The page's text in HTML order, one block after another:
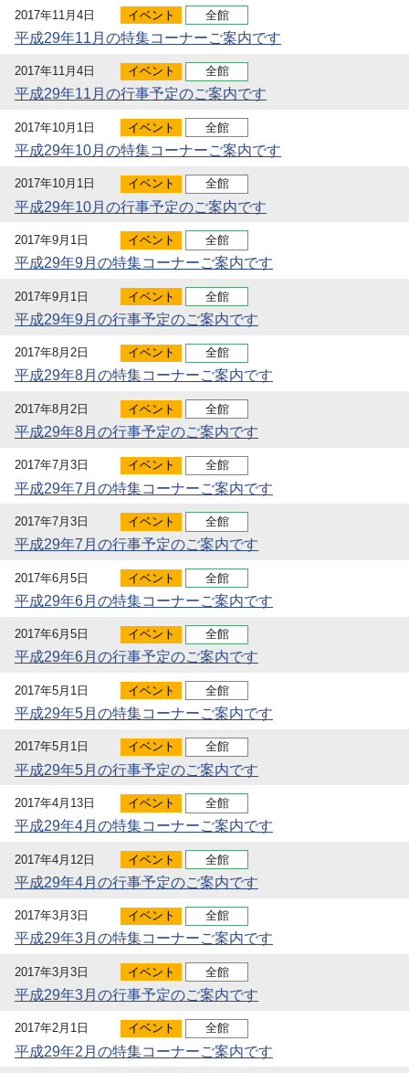
2017年11月4日 イベント 全館
平成29年11月の特集コーナーご案内です
2017年11月4日 イベント 全館
平成29年11月の行事予定のご案内です
2017年10月1日 イベント 全館
平成29年10月の特集コーナーご案内です
2017年10月1日 イベント 全館
平成29年10月の行事予定のご案内です
2017年9月1日 イベント 全館
平成29年9月の特集コーナーご案内です
2017年9月1日 イベント 全館
平成29年9月の行事予定のご案内です
2017年8月2日 イベント 全館
平成29年8月の特集コーナーご案内です
2017年8月2日 イベント 全館
平成29年8月の行事予定のご案内です
2017年7月3日 イベント 全館
平成29年7月の特集コーナーご案内です
2017年7月3日 イベント 全館
平成29年7月の行事予定のご案内です
2017年6月5日 イベント 全館
平成29年6月の特集コーナーご案内です
2017年6月5日 イベント 全館
平成29年6月の行事予定のご案内です
2017年5月1日 イベント 全館
平成29年5月の特集コーナーご案内です
2017年5月1日 イベント 全館
平成29年5月の行事予定のご案内です
2017年4月13日 イベント 全館
平成29年4月の特集コーナーご案内です
2017年4月12日 イベント 全館
平成29年4月の行事予定のご案内です
2017年3月3日 イベント 全館
平成29年3月の特集コーナーご案内です
2017年3月3日 イベント 全館
平成29年3月の行事予定のご案内です
2017年2月1日 イベント 全館
平成29年2月の特集コーナーご案内です